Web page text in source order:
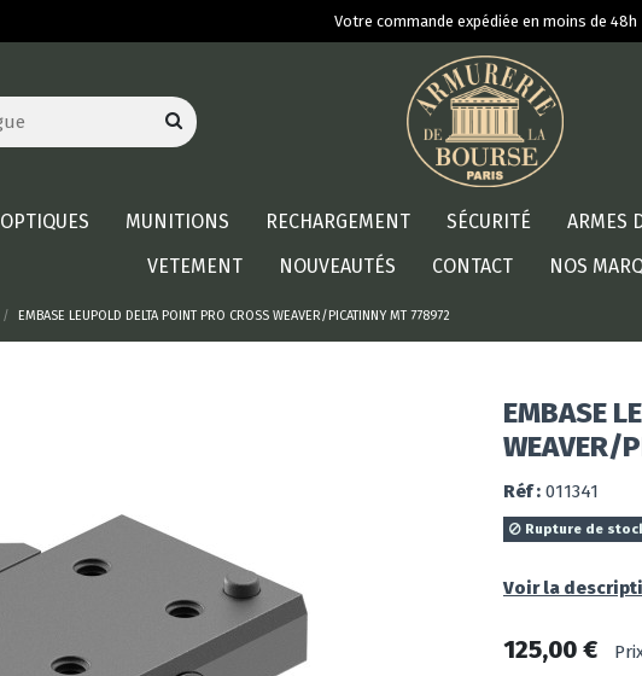
Votre commande expédiée en moins de 48h
OPTIQUES MUNITIONS RECHARGEMENT SÉCURITÉ ARMES
VETEMENT
NOUVEAUTÉS CONTACT NOS
EMBASE LEUPOLD DELTA POINT PRO CROSS WEAVER/PICATINNY MT 778972
EMBASE
WEAVER/
Réf : 011341
Rupture de
Voir la
125,00 €